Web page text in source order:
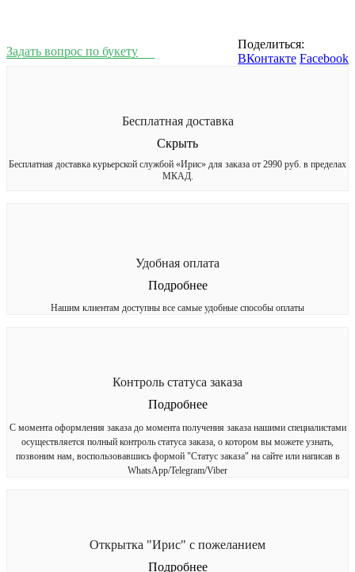
Задать вопрос по букету
Поделиться:
ВКонтакте Facebook
Бесплатная доставка
Скрыть
Бесплатная доставка курьерской службой «Ирис» для заказа от 2990 руб. в пределах
МКАД.
Удобная оплата
Подробнее
Нашим клиентам доступны все самые удобные способы оплаты
Контроль статуса заказа
Подробнее
С момента оформления заказа до момента получения заказа нашими специалистами
осуществляется полный контроль статуса заказа, о котором вы можете узнать,
позвоним нам, воспользовавшись формой "Статус заказа" на сайте или написав в
WhatsApp/Telegram/Viber
Открытка "Ирис" с пожеланием
Подробнее